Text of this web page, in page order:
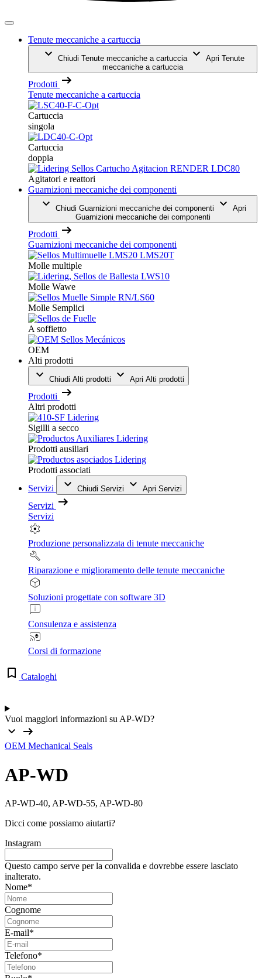
Tenute meccaniche a cartuccia
Chiudi Tenute meccaniche a cartuccia
Apri Tenute
meccaniche a cartuccia
Prodotti
Tenute meccaniche a cartuccia
Cartuccia
singola
Cartuccia
doppia
Agitatori e reattori
Guarnizioni meccaniche dei componenti
Chiudi Guarnizioni meccaniche dei componenti
Apri
Guarnizioni meccaniche dei componenti
Prodotti
Guarnizioni meccaniche dei componenti
Molle multiple
Molle Wawe
Molle Semplici
A soffietto
OEM
Alti prodotti
Chiudi Alti prodotti Apri Alti prodotti
Prodotti
Altri prodotti
Sigilli a secco
Prodotti ausiliari
Prodotti associati
Servizi
Chiudi Servizi Apri Servizi
Servizi
Servizi
Produzione personalizzata di tenute meccaniche
Riparazione e miglioramento delle tenute meccaniche
Soluzioni progettate con software 3D
Consulenza e assistenza
Corsi di formazione
Cataloghi
Vuoi maggiori informazioni su AP-WD?
OEM Mechanical Seals
AP-WD
AP-WD-40, AP-WD-55, AP-WD-80
Dicci come possiamo aiutarti?
Instagram
Questo campo serve per la convalida e dovrebbe essere lasciato
inalterato.
Nome*
Cognome
E-mail*
Telefono*